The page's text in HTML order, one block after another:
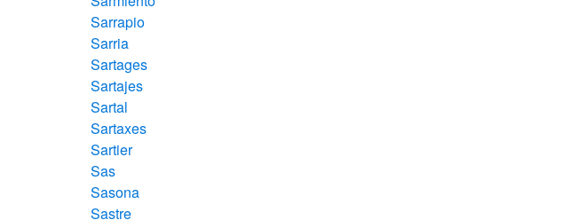
Sarrapio
Sarria
Sartages
Sartajes
Sartal
Sartaxes
Sartier
Sas
Sasona
Sastre